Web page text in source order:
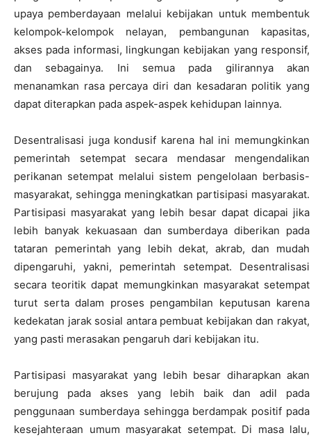
upaya pemberdayaan melalui kebijakan untuk membentuk
kelompok-kelompok nelayan, pembangunan kapasitas,
akses pada informasi, lingkungan kebijakan yang responsif,
dan sebagainya. Ini semua pada gilirannya akan
menanamkan rasa percaya diri dan kesadaran politik yang
dapat diterapkan pada aspek-aspek kehidupan lainnya.
Desentralisasi juga kondusif karena hal ini memungkinkan
pemerintah setempat secara mendasar mengendalikan
perikanan setempat melalui sistem pengelolaan berbasis-
masyarakat, sehingga meningkatkan partisipasi masyarakat.
Partisipasi masyarakat yang lebih besar dapat dicapai jika
lebih banyak kekuasaan dan sumberdaya diberikan pada
tataran pemerintah yang lebih dekat, akrab, dan mudah
dipengaruhi, yakni, pemerintah setempat. Desentralisasi
secara teoritik dapat memungkinkan masyarakat setempat
turut serta dalam proses pengambilan keputusan karena
kedekatan jarak sosial antara pembuat kebijakan dan rakyat,
yang pasti merasakan pengaruh dari kebijakan itu.
Partisipasi masyarakat yang lebih besar diharapkan akan
berujung pada akses yang lebih baik dan adil pada
penggunaan sumberdaya sehingga berdampak positif pada
kesejahteraan umum masyarakat setempat. Di masa lalu,